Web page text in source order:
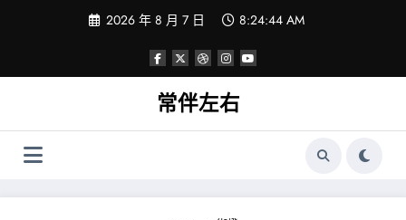
2026 年 8 月 7 日 8:24:45 AM
常伴左右